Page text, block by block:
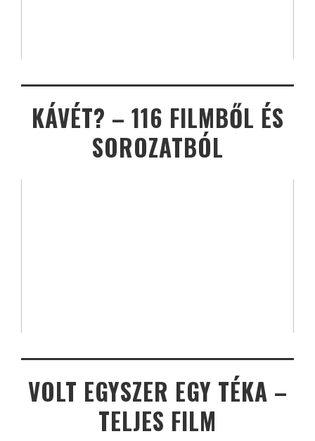
KÁVÉT? – 116 FILMBŐL ÉS
SOROZATBÓL
VOLT EGYSZER EGY TÉKA –
TELJES FILM